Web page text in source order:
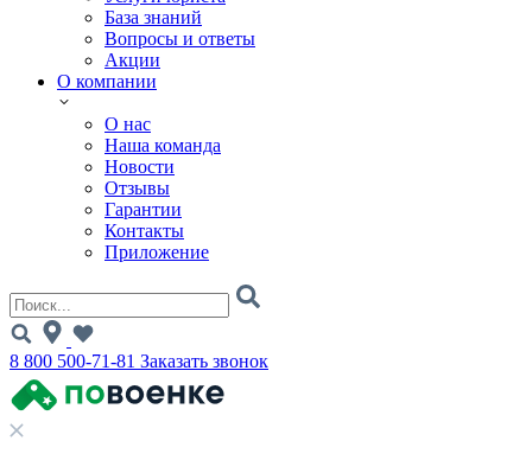
База знаний
Вопросы и ответы
Акции
О компании
О нас
Наша команда
Новости
Отзывы
Гарантии
Контакты
Приложение
8 800 500-71-81 Заказать звонок